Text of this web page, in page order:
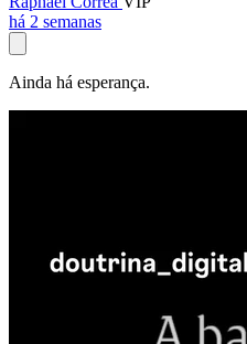
há 2 semanas
Ainda há esperança.